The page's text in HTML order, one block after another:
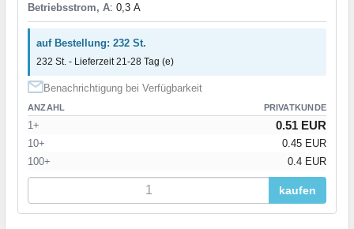
Betriebsstrom, A: 0,3 А
auf Bestellung: 232 St.
232 St. - Lieferzeit 21-28 Tag (e)
Benachrichtigung bei Verfügbarkeit
ANZAHL PRIVATKUNDE
1+ 0.51 EUR
10+
0.45 EUR
100+
0.4 EUR
kaufen